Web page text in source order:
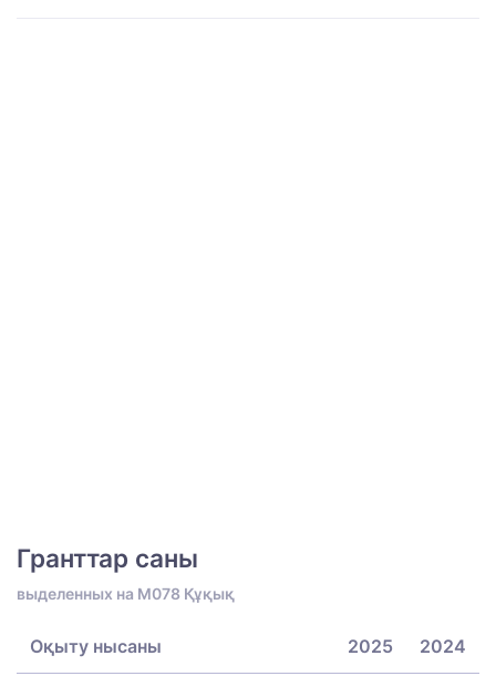
Гранттар саны
выделенных на M078 Құқық
Оқыту нысаны 2025 2024